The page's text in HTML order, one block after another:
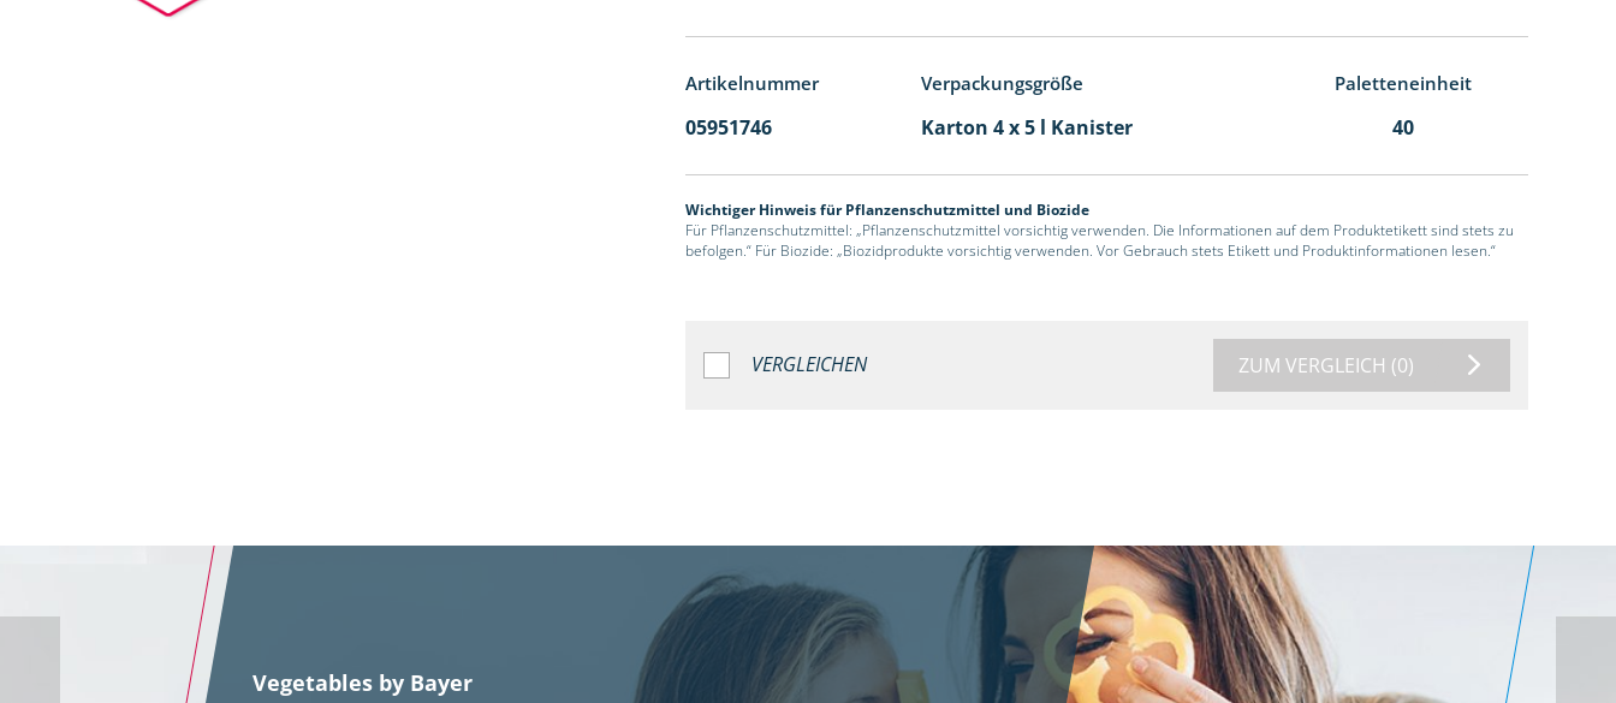
Artikelnummer Verpackungsgröße Paletteneinheit
05951746 Karton 4 x 5 l Kanister 40
Wichtiger Hinweis für Pflanzenschutzmittel und Biozide
Für Pflanzenschutzmittel: „Pflanzenschutzmittel vorsichtig verwenden. Die Informationen auf dem Produktetikett sind stets zu
befolgen.“ Für Biozide: „Biozidprodukte vorsichtig verwenden. Vor Gebrauch stets Etikett und Produktinformationen lesen.“
VERGLEICHEN ZUM VERGLEICH (0)
Vegetables by Bayer